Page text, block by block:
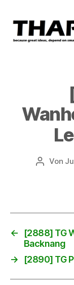
Von
←
[2888] TG
Backnang
→
[2890] TG